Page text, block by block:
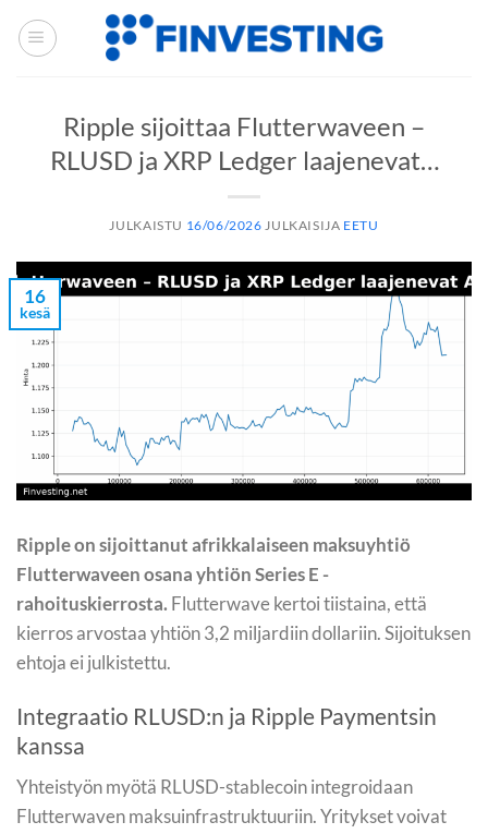
Siirry
sisältöön
Ripple sijoittaa Flutterwaveen –
RLUSD ja XRP Ledger laajenevat…
JULKAISTU 16/06/2026 JULKAISIJA EETU
16
kesä
Ripple on sijoittanut afrikkalaiseen maksuyhtiö
Flutterwaveen osana yhtiön Series E -
rahoituskierrosta. Flutterwave kertoi tiistaina, että
kierros arvostaa yhtiön 3,2 miljardiin dollariin. Sijoituksen
ehtoja ei julkistettu.
Integraatio RLUSD:n ja Ripple Paymentsin
kanssa
Yhteistyön myötä RLUSD-stablecoin integroidaan
Flutterwaven maksuinfrastruktuuriin. Yritykset voivat